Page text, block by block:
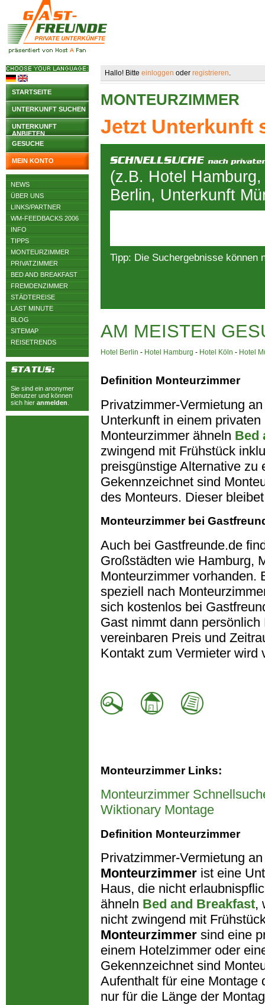
STARTSEITE
UNTERKUNFT SUCHEN
UNTERKUNFT
ANBIETEN
GESUCHE
MEIN KONTO
NEWS
ÜBER UNS
LINKS/PARTNER
WM-FEEDBACKS 2006
INFO
TIPPS
MONTEURZIMMER
PRIVATZIMMER
BED AND BREAKFAST
FREMDENZIMMER
STÄDTEREISE
LAST MINUTE
BLOG
SITEMAP
REISETRENDS
Sie sind ein anonymer
Benutzer und können
sich hier anmelden
Hallo! Bitte einloggen oder registrieren.
MONTEURZIMMER
Jetzt Unterkunft
(z.B. Hotel
Berlin, Unterkunft
Tipp: Die Suchergebnisse können
AM MEISTEN
Hotel Berlin - Hotel Hamburg - Hotel Köln - Hotel
Definition Monteurzimmer
Privatzimmer-Vermietung
Unterkunft in einem
Monteurzimmer ähneln Bed
zwingend mit Frühstück
preisgünstige Alternative
Gekennzeichnet sind
des Monteurs. Dieser
Monteurzimmer bei
Auch bei Gastfreunde.de
Großstädten wie Hamburg,
Monteurzimmer vorhanden.
speziell nach
sich kostenlos bei
Gast nimmt dann
vereinbaren Preis und
Kontakt zum Vermieter wird
Monteurzimmer Links:
Monteurzimmer
Wiktionary Montage
Definition Monteurzimmer
Privatzimmer-Vermietung
Monteurzimmer ist eine
Haus, die nicht
ähneln Bed and Breakfast,
nicht zwingend mit
Monteurzimmer sind eine
einem Hotelzimmer oder
Gekennzeichnet sind
Aufenthalt für eine Montage
nur für die Länge der